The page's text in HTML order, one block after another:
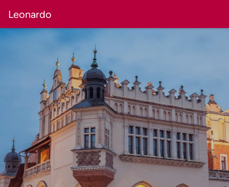
Leonardo